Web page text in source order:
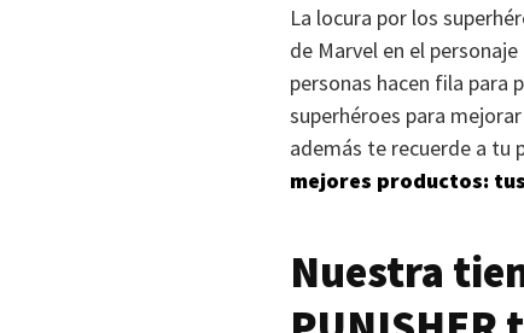
La locura por los
de Marvel en el
personas hacen fila para
superhéroes para
además te recuerde a tu
mejores productos:
Nuestra